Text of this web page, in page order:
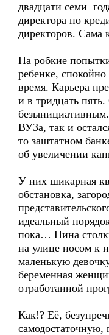
двадцати семи
директора по
директоров. Сама
На робкие
ребенке,
время. Карьера
и в тридцать пять.
ВУЗа, так и
то заштатном
об увеличении
У них шикарная
обстановка,
идеальный
пока… Нина
на улице носом к
маленькую
беременная
отработанной
Как!? Её,